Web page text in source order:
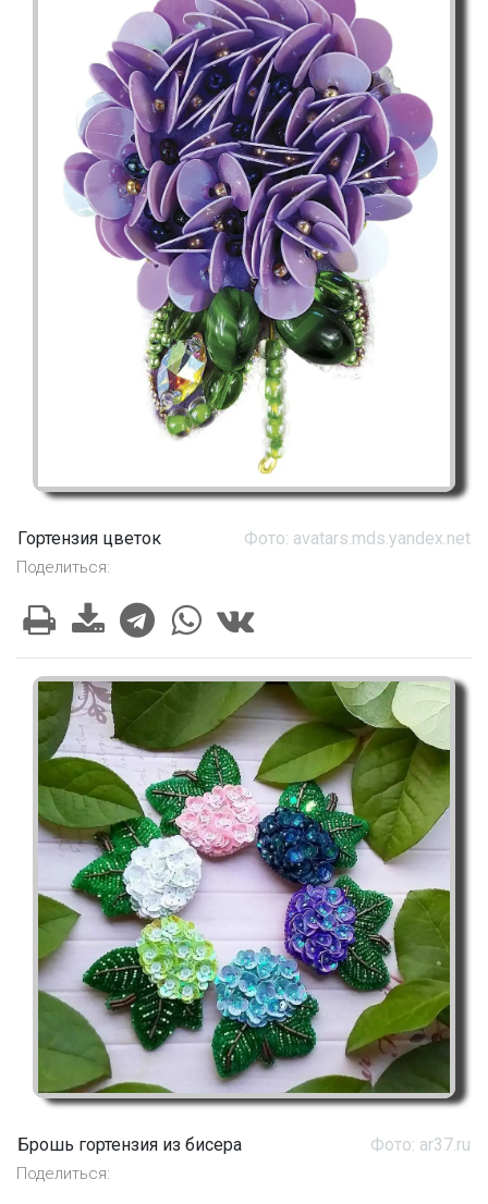
Гортензия цветок Фото: avatars.mds.yandex.net
Поделиться:
Брошь гортензия из бисера Фото: ar37.ru
Поделиться: